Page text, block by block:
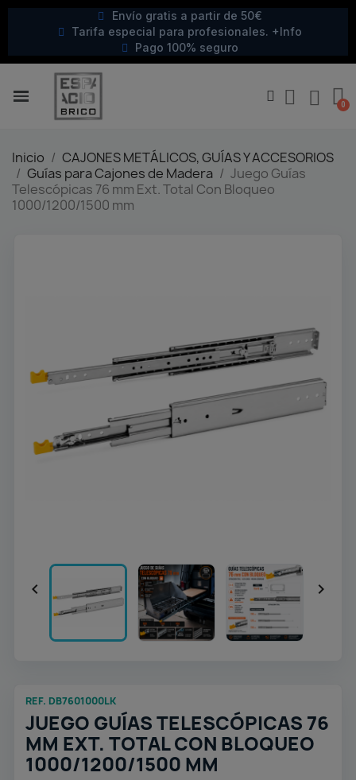
Envío gratis a partir de 50€
Tarifa especial para profesionales. +Info
Pago 100% seguro
Inicio
CAJONES METÁLICOS, GUÍAS Y ACCESORIOS
Guías para Cajones de Madera
Juego Guías
Telescópicas 76 mm Ext. Total Con Bloqueo
1000/1200/1500 mm
 
REF. DB7601000LK
JUEGO GUÍAS TELESCÓPICAS 76
MM EXT. TOTAL CON BLOQUEO
1000/1200/1500 MM